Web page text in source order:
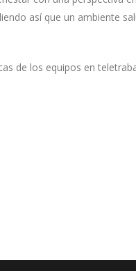
así que un ambiente
de los equipos en